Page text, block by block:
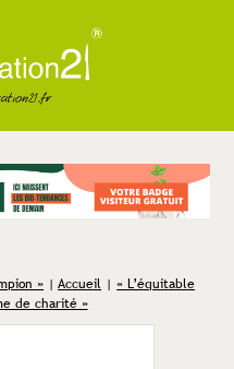
» |Accueil |« L’équitable
de charité »